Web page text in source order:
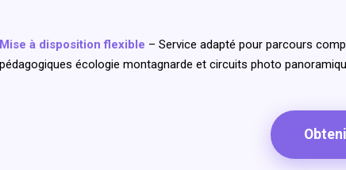
Mise à disposition flexible – Service adapté pour parcours
pédagogiques écologie montagnarde et circuits photo